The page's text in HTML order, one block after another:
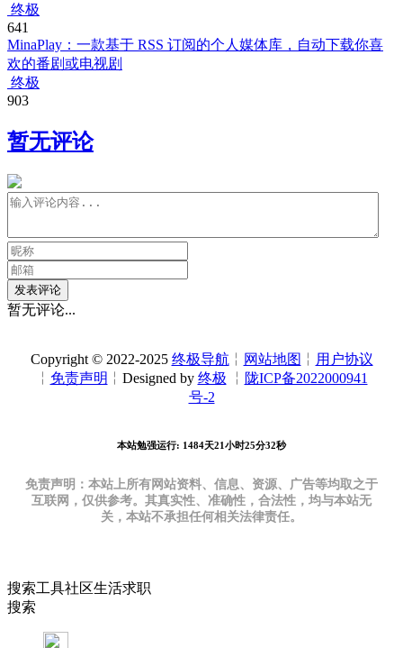
终极
641
MinaPlay：一款基于 RSS 订阅的个人媒体库，自动下载你喜
欢的番剧或电视剧
终极
903
暂无评论
发表评论
暂无评论...
Copyright © 2022-2025 终极导航 ╎ 网站地图 ╎ 用户协议
╎ 免责声明 ╎Designed by 终极 ╎ 陇ICP备2022000941
号-2
本站勉强运行: 1484天21小时25分33秒
免责声明：本站上所有网站资料、信息、资源、广告等均取之于
互联网，仅供参考。其真实性、准确性，合法性，均与本站无
关，本站不承担任何相关法律责任。
搜索工具社区生活求职
搜索